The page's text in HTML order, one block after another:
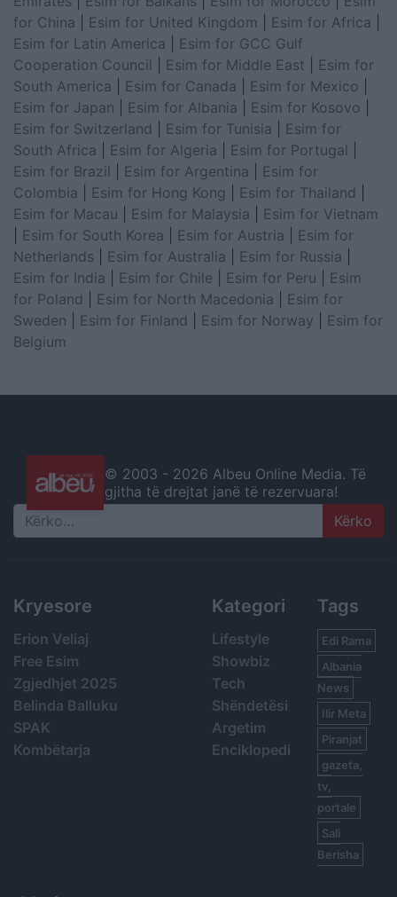
for China
Esim for United Kingdom Esim for Africa
Esim for Latin America
Esim for GCC Gulf
Cooperation Council
Esim for Middle East
Esim for
South America
Esim for Canada Esim for Mexico
Esim for Japan
Esim for Albania Esim for Kosovo
Esim for Switzerland
Esim for Tunisia
Esim for
South Africa
Esim for Algeria Esim for Portugal
Esim for Brazil
Esim for Argentina
Esim for
Colombia
Esim for Hong Kong Esim for Thailand
Esim for Macau
Esim for Malaysia
Esim for Vietnam
Esim for South Korea Esim for Austria
Esim for
Netherlands
Esim for Australia Esim for Russia
Esim for India
Esim for Chile Esim for Peru
Esim
for Poland
Esim for North Macedonia
Esim for
Sweden
Esim for Finland Esim for Norway
Esim for
Belgium
© 2003 - 2026 Albeu Online Media. Të
gjitha të drejtat janë të rezervuara!
Search
Kryesore
Erion Veliaj
Free Esim
Zgjedhjet 2025
Belinda Balluku
SPAK
Kombëtarja
Kategori
Lifestyle
Showbiz
Tech
Shëndetësi
Argetim
Enciklopedi
Tags
Edi Rama
Albania
News
Ilir Meta
Piranjat
gazeta,
tv,
portale
Sali
Berisha